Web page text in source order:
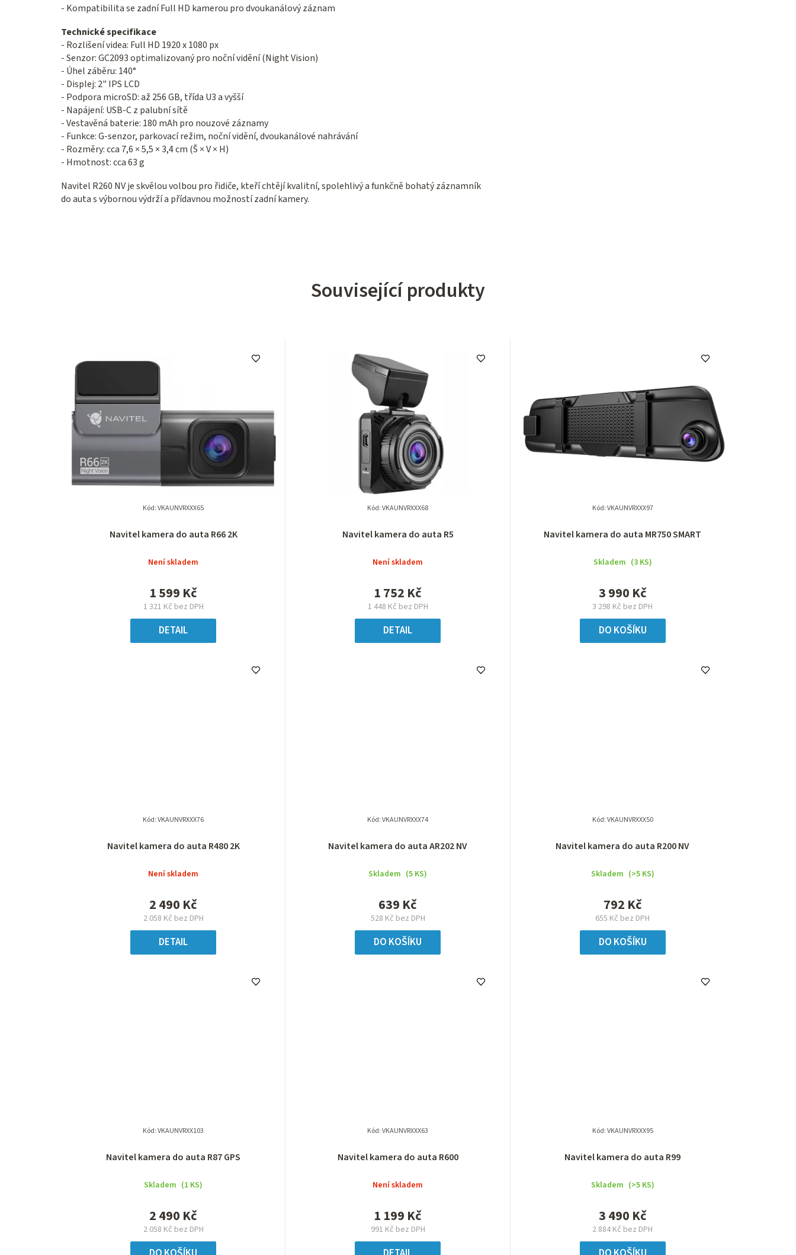
- Kompatibilita se zadní Full HD kamerou pro dvoukanálový záznam
Technické specifikace
- Rozlišení videa: Full HD 1920 x 1080 px
- Senzor: GC2093 optimalizovaný pro noční vidění (Night Vision)
- Úhel záběru: 140°
- Displej: 2" IPS LCD
- Podpora microSD: až 256 GB, třída U3 a vyšší
- Napájení: USB-C z palubní sítě
- Vestavěná baterie: 180 mAh pro nouzové záznamy
- Funkce: G-senzor, parkovací režim, noční vidění, dvoukanálové nahrávání
- Rozměry: cca 7,6 × 5,5 × 3,4 cm (Š × V × H)
- Hmotnost: cca 63 g
Navitel R260 NV je skvělou volbou pro řidiče, kteří chtějí kvalitní, spolehlivý a funkčně bohatý záznamník
do auta s výbornou výdrží a přídavnou možností zadní kamery.
Související produkty
Navitel kamera do auta R66 2K
Není skladem
1 321 Kč bez DPH
1 599 Kč
DETAIL
Kód:VKAUNVRXXX65
Navitel kamera do auta R5
Není skladem
1 448 Kč bez DPH
1 752 Kč
DETAIL
Kód:VKAUNVRXXX68
Navitel kamera do auta MR750 SMART
Skladem (3 KS)
3 298 Kč bez DPH
3 990 Kč
DO KOŠÍKU
Kód:VKAUNVRXXX97
Navitel kamera do auta R480 2K
Není skladem
2 058 Kč bez DPH
2 490 Kč
DETAIL
Kód:VKAUNVRXXX76
Navitel kamera do auta AR202 NV
Skladem (5 KS)
528 Kč bez DPH
639 Kč
DO KOŠÍKU
Kód:VKAUNVRXXX74
Navitel kamera do auta R200 NV
Skladem (>5 KS)
655 Kč bez DPH
792 Kč
DO KOŠÍKU
Kód:VKAUNVRXXX50
Navitel kamera do auta R87 GPS
Skladem (1 KS)
2 058 Kč bez DPH
2 490 Kč
Kód:VKAUNVRXX103
Navitel kamera do auta R600
Není skladem
991 Kč bez DPH
1 199 Kč
Kód:VKAUNVRXXX63
Navitel kamera do auta R99
Skladem (>5 KS)
2 884 Kč bez DPH
3 490 Kč
Kód:VKAUNVRXXX95